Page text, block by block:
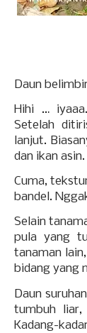
Daun
Hihi …
Setelah
lanjut.
dan ikan asin.
Cuma,
bandel.
Selain
pula yang
tanaman
bidang yang
Daun
tumbuh liar,
Kadang-